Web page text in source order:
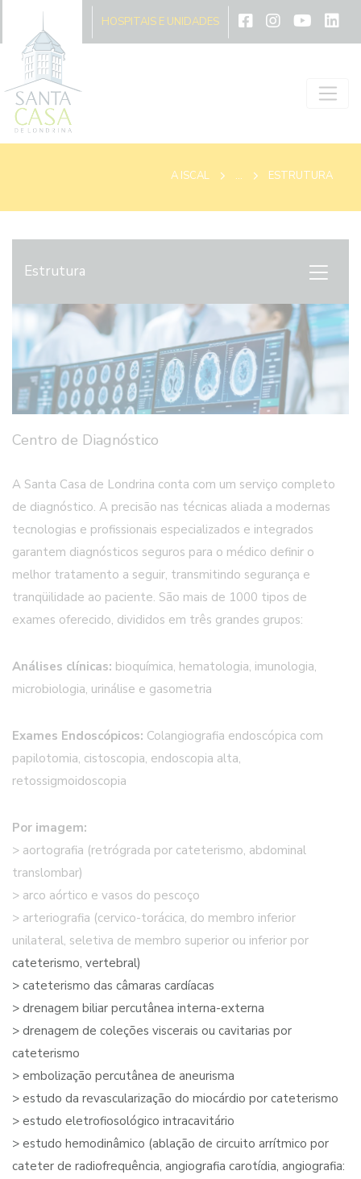
HOSPITAIS E UNIDADES
A ISCAL ... ESTRUTURA
Estrutura
Centro de Diagnóstico
A Santa Casa de Londrina conta com um serviço completo
de diagnóstico. A precisão nas técnicas aliada a modernas
tecnologias e profissionais especializados e integrados
garantem diagnósticos seguros para o médico definir o
melhor tratamento a seguir, transmitindo segurança e
tranqüilidade ao paciente. São mais de 1000 tipos de
exames oferecido, divididos em três grandes grupos:
Análises clínicas: bioquímica, hematologia, imunologia,
microbiologia, urinálise e gasometria
Exames Endoscópicos: Colangiografia endoscópica com
papilotomia, cistoscopia, endoscopia alta,
retossigmoidoscopia
Por imagem:
> aortografia (retrógrada por cateterismo, abdominal
translombar)
> arco aórtico e vasos do pescoço
> arteriografia (cervico-torácica, do membro inferior
unilateral, seletiva de membro superior ou inferior por
cateterismo, vertebral)
> cateterismo das câmaras cardíacas
> drenagem biliar percutânea interna-externa
> drenagem de coleções viscerais ou cavitarias por
cateterismo
> embolização percutânea de aneurisma
> estudo da revascularização do miocárdio por cateterismo
> estudo eletrofiosológico intracavitário
> estudo hemodinâmico (ablação de circuito arrítmico por
cateter de radiofrequência, angiografia carotídia, angiografia: